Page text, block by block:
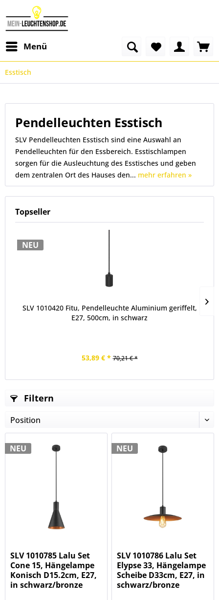
Menü
Esstisch
Pendelleuchten Esstisch
SLV Pendelleuchten Esstisch sind eine Auswahl an
Pendelleuchten für den Essbereich. Esstischlampen
sorgen für die Ausleuchtung des Esstisches und geben
dem zentralen Ort des Hauses den... mehr erfahren »
Topseller
NEU
SLV 1010420 Fitu, Pendelleuchte Aluminium geriffelt,
E27, 500cm, in schwarz
53,89 € * 70,21 € *
Filtern
NEU
SLV 1010785 Lalu Set
Cone 15, Hängelampe
Konisch D15.2cm, E27,
in schwarz/bronze
NEU
SLV 1010786 Lalu Set
Elypse 33, Hängelampe
Scheibe D33cm, E27, in
schwarz/bronze